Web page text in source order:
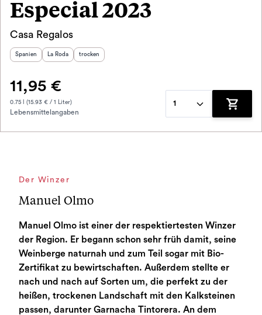
Especial 2023
Casa Regalos
Herkunftsland:
Spanien Herkunftsregion:
La Roda Geschmack
trocken
11,95 €
0.75 l (15.93 € / 1 Liter)
Lebensmittelangaben
1
Zum
Der Winzer
Manuel Olmo
Manuel Olmo ist einer der respektiertesten Winzer
der Region. Er begann schon sehr früh damit, seine
Weinberge naturnah und zum Teil sogar mit Bio-
Zertifikat zu bewirtschaften. Außerdem stellte er
nach und nach auf Sorten um, die perfekt zu der
heißen, trockenen Landschaft mit den Kalksteinen
passen, darunter Garnacha Tintorera. An dem